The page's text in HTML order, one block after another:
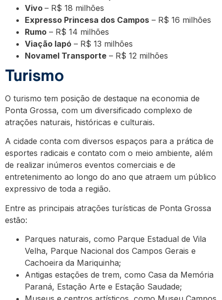
Vivo – R$ 18 milhões
Expresso Princesa dos Campos – R$ 16 milhões
Rumo – R$ 14 milhões
Viação Iapó – R$ 13 milhões
Novamel Transporte – R$ 12 milhões
Turismo
O turismo tem posição de destaque na economia de
Ponta Grossa, com um diversificado complexo de
atrações naturais, históricas e culturais.
A cidade conta com diversos espaços para a prática de
esportes radicais e contato com o meio ambiente, além
de realizar inúmeros eventos comerciais e de
entretenimento ao longo do ano que atraem um público
expressivo de toda a região.
Entre as principais atrações turísticas de Ponta Grossa
estão:
Parques naturais, como Parque Estadual de Vila
Velha, Parque Nacional dos Campos Gerais e
Cachoeira da Mariquinha;
Antigas estações de trem, como Casa da Memória
Paraná, Estação Arte e Estação Saudade;